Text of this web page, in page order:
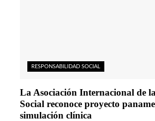
RESPONSABILIDAD SOCIAL
La Asociación Internacional de
Social reconoce proyecto
simulación clínica